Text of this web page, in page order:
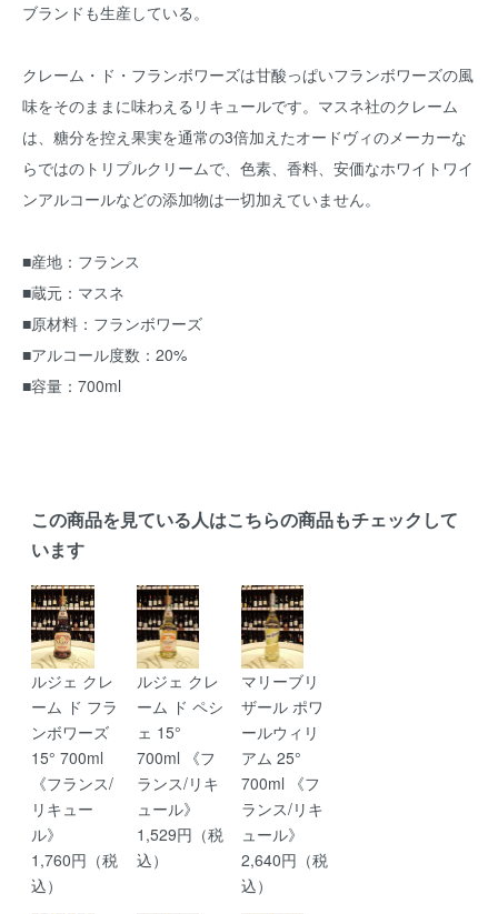
ブランドも生産している。
クレーム・ド・フランボワーズは甘酸っぱいフランボワーズの風
味をそのままに味わえるリキュールです。マスネ社のクレーム
は、糖分を控え果実を通常の3倍加えたオードヴィのメーカーな
らではのトリプルクリームで、色素、香料、安価なホワイトワイ
ンアルコールなどの添加物は一切加えていません。
■産地：フランス
■蔵元：マスネ
■原材料：フランボワーズ
■アルコール度数：20%
■容量：700ml
この商品を見ている人はこちらの商品もチェックして
います
ルジェ クレ
ーム ド フラ
ンボワーズ
15° 700ml
《フランス/
リキュー
ル》
1,760円（税
込）
ルジェ クレ
ーム ド ペシ
ェ 15°
700ml 《フ
ランス/リキ
ュール》
1,529円（税
込）
マリーブリ
ザール ポワ
ールウィリ
アム 25°
700ml 《フ
ランス/リキ
ュール》
2,640円（税
込）